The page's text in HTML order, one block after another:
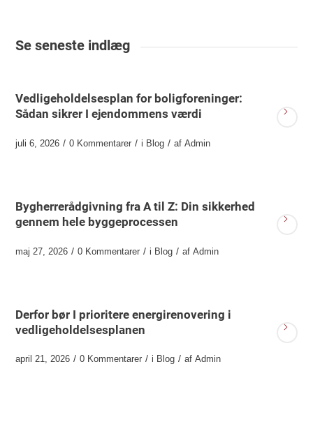
Se seneste indlæg
Vedligeholdelsesplan for boligforeninger:
Sådan sikrer I ejendommens værdi
juli 6, 2026 / 0 Kommentarer / i Blog / afAdmin
Bygherrerådgivning fra A til Z: Din sikkerhed
gennem hele byggeprocessen
maj 27, 2026 / 0 Kommentarer / i Blog / afAdmin
Derfor bør I prioritere energirenovering i
vedligeholdelsesplanen
april 21, 2026 / 0 Kommentarer / i Blog / afAdmin